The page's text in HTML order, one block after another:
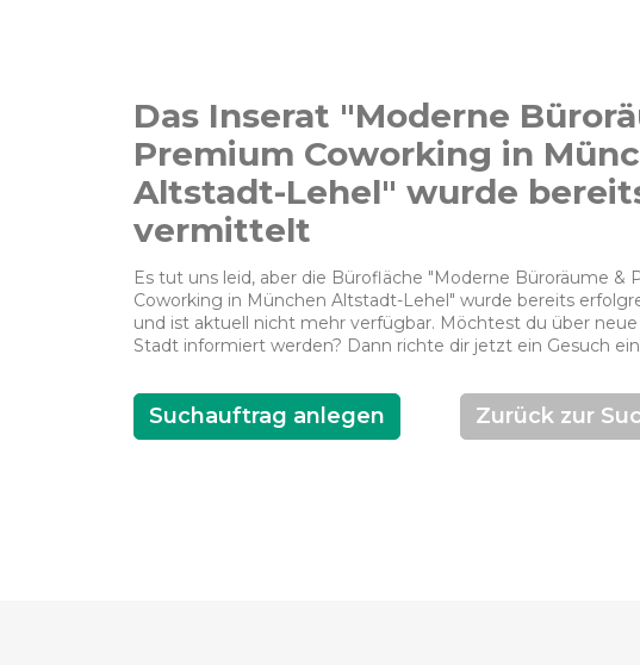
Das Inserat "Moderne
Premium Coworking in
Altstadt-Lehel" wurde
vermittelt
Es tut uns leid, aber die Bürofläche "Moderne Büroräume &
Coworking in München Altstadt-Lehel" wurde bereits
und ist aktuell nicht mehr verfügbar. Möchtest du über
Stadt informiert werden? Dann richte dir jetzt ein Gesuch
Suchauftrag anlegen Zurück zur